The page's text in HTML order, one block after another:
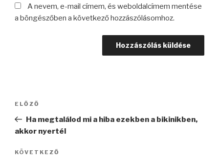
A nevem, e-mail címem, és weboldalcímem mentése
a böngészőben a következő hozzászólásomhoz.
Bejegyzés
Korábbi
bejegyzés
ELŐZŐ
Ha megtalálod mi a hiba ezekben a bikinikben,
akkor nyertél
Következő
KÖVETKEZŐ